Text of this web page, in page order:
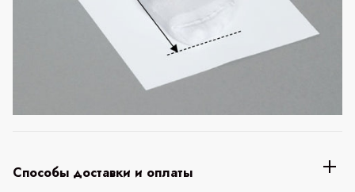
Способы доставки и оплаты